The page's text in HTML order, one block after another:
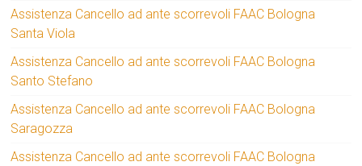
Assistenza Cancello ad ante scorrevoli FAAC Bologna
Santa Viola
Assistenza Cancello ad ante scorrevoli FAAC Bologna
Santo Stefano
Assistenza Cancello ad ante scorrevoli FAAC Bologna
Saragozza
Assistenza Cancello ad ante scorrevoli FAAC Bologna